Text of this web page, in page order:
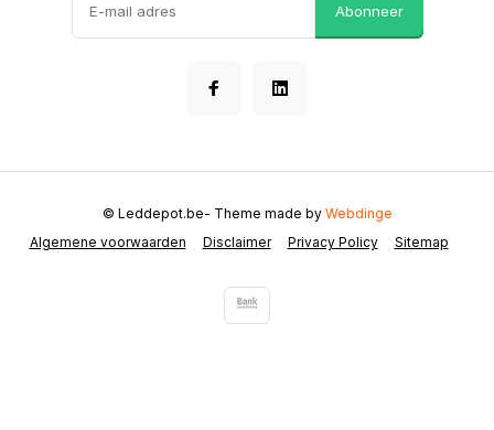
Abonneer
Algemene voorwaarden Disclaimer Privacy Policy Sitemap
© Leddepot.be- Theme made by Webdinge